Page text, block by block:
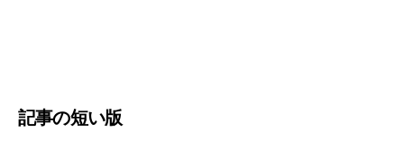
記事の短い版